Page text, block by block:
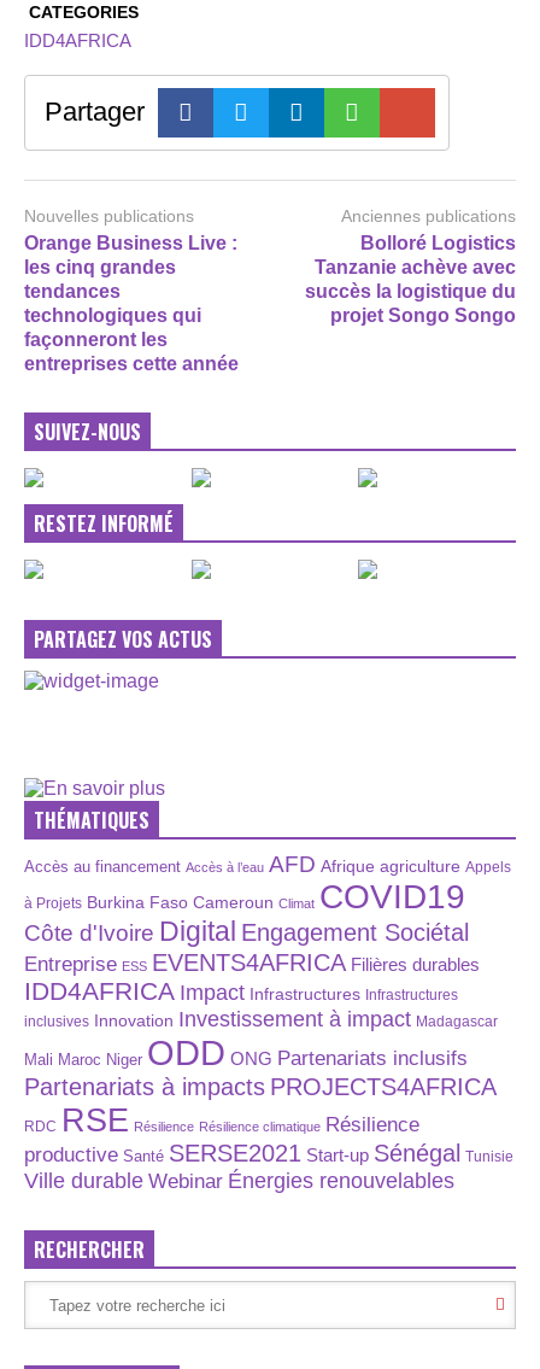
CATEGORIES
IDD4AFRICA
Partager
Nouvelles publications
Orange Business Live :
les cinq grandes
tendances
technologiques qui
façonneront les
entreprises cette année
Anciennes publications
Bolloré Logistics
Tanzanie achève avec
succès la logistique du
projet Songo Songo
SUIVEZ-NOUS
RESTEZ INFORMÉ
PARTAGEZ VOS ACTUS
THÉMATIQUES
Accès au financement Accès à l’eau AFD Afrique agriculture Appels
à Projets Burkina Faso Cameroun Climat COVID19
Côte d'Ivoire Digital Engagement Sociétal
Entreprise ESS EVENTS4AFRICA Filières durables
IDD4AFRICA Impact Infrastructures Infrastructures
inclusives Innovation Investissement à impact Madagascar
Mali Maroc Niger ODD ONG Partenariats inclusifs
Partenariats à impacts PROJECTS4AFRICA
RDC RSE Résilience Résilience climatique Résilience
productive Santé SERSE2021 Start-up Sénégal Tunisie
Ville durable Webinar Énergies renouvelables
RECHERCHER